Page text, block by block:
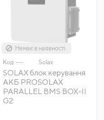
Немає в наявності
Код: --- Solax
SOLAX блок керування
АКБ PROSOLAX
PARALLEL BMS BOX-II
G2